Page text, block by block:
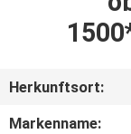
VIDEOS
ÜBER
UNS
Herkunftsort:
Markenname: